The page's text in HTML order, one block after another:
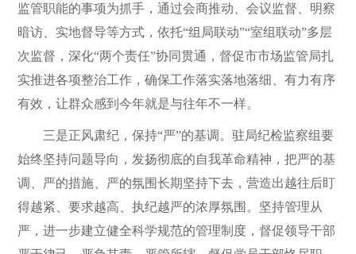
监管职能的事项为抓手，通过会商推动、会议监督、明察
暗访、实地督导等方式，依托“组局联动”“室组联动”多层
次监督，深化“两个责任”协同贯通，督促市市场监管局扎
实推进各项整治工作，确保工作落实落地落细、有力有序
有效，让群众感到今年就是与往年不一样。
三是正风肃纪，保持“严”的基调。驻局纪检监察组要
始终坚持问题导向，发扬彻底的自我革命精神，把严的基
调、严的措施、严的氛围长期坚持下去，营造出越往后盯
得越紧、要求越高、执纪越严的浓厚氛围。坚持管理从
严，进一步建立健全科学规范的管理制度，督促领导干部